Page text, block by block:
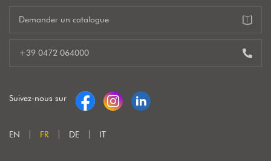
Demander un catalogue
+39 0472 064000
Suivez-nous sur
EN FR DE IT